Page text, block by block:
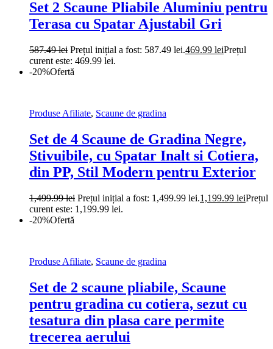
Set 2 Scaune Pliabile Aluminiu pentru
Terasa cu Spatar Ajustabil Gri
587.49lei Prețul inițial a fost: 587.49 lei.469.99 leiPrețul
curent este: 469.99 lei.
-20%Ofertă
Produse Afiliate, Scaune de gradina
Set de 4 Scaune de Gradina Negre,
Stivuibile, cu Spatar Inalt si Cotiera,
din PP, Stil Modern pentru Exterior
1,499.99lei Prețul inițial a fost: 1,499.99 lei.1,199.99 leiPrețul
curent este: 1,199.99 lei.
-20%Ofertă
Produse Afiliate, Scaune de gradina
Set de 2 scaune pliabile, Scaune
pentru gradina cu cotiera, sezut cu
tesatura din plasa care permite
trecerea aerului